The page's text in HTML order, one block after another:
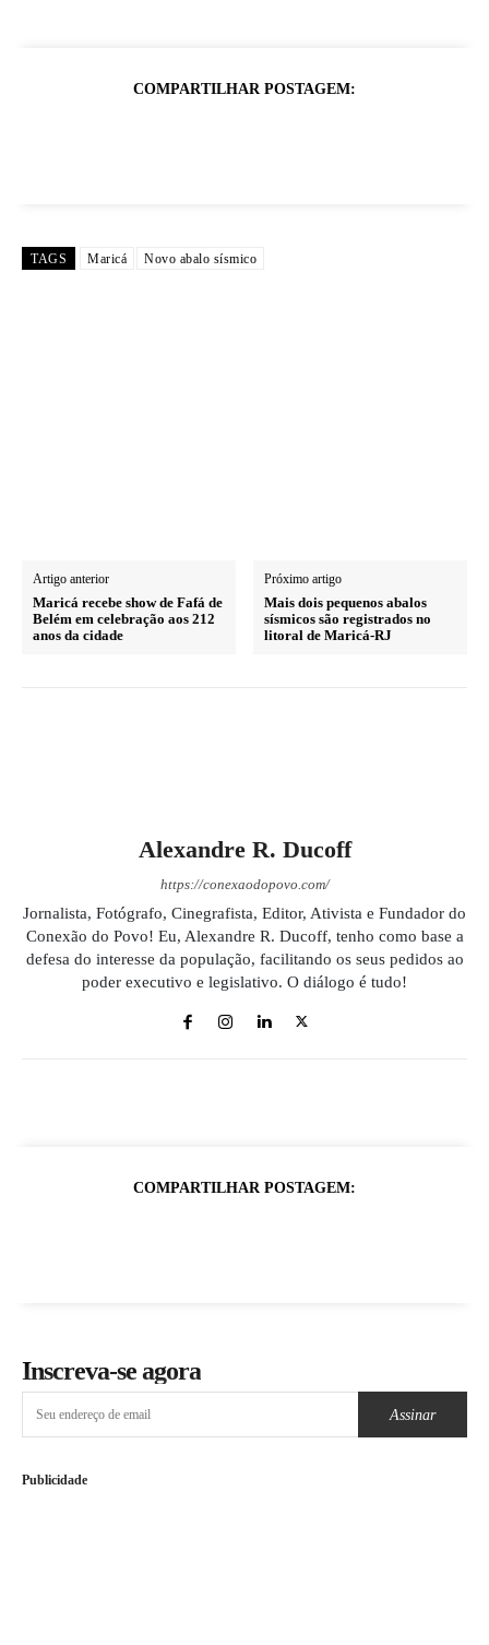
COMPARTILHAR POSTAGEM:
TAGS Maricá Novo abalo sísmico
Artigo anterior
Maricá recebe show de Fafá de
Belém em celebração aos 212
anos da cidade
Próximo artigo
Mais dois pequenos abalos
sísmicos são registrados no
litoral de Maricá-RJ
Alexandre R. Ducoff
https://conexaodopovo.com/
Jornalista, Fotógrafo, Cinegrafista, Editor, Ativista e Fundador do
Conexão do Povo! Eu, Alexandre R. Ducoff, tenho como base a
defesa do interesse da população, facilitando os seus pedidos ao
poder executivo e legislativo. O diálogo é tudo!
COMPARTILHAR POSTAGEM:
Inscreva-se agora
Assinar
Publicidade